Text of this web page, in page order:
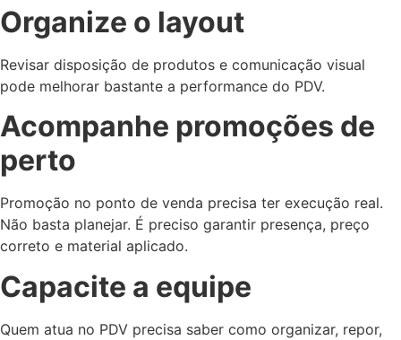
Organize o layout
Revisar disposição de produtos e comunicação visual
pode melhorar bastante a performance do PDV.
Acompanhe promoções de
perto
Promoção no ponto de venda precisa ter execução real.
Não basta planejar. É preciso garantir presença, preço
correto e material aplicado.
Capacite a equipe
Quem atua no PDV precisa saber como organizar, repor,